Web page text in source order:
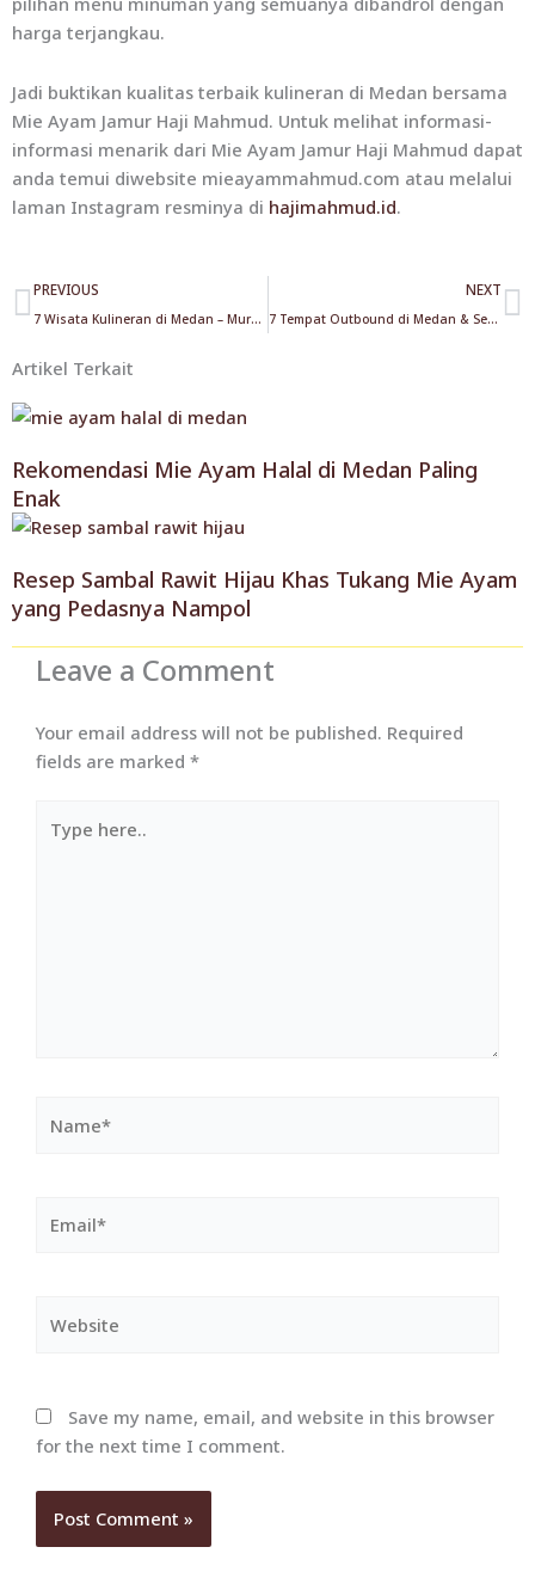
harga terjangkau.
Jadi buktikan kualitas terbaik kulineran di Medan bersama
Mie Ayam Jamur Haji Mahmud. Untuk melihat informasi-
informasi menarik dari Mie Ayam Jamur Haji Mahmud dapat
anda temui diwebsite mieayammahmud.com atau melalui
laman Instagram resminya di hajimahmud.id.
Prev
PREVIOUS
7 Wisata Kulineran di Medan – Murah & Enak
NEXT
7 Tempat Outbound di Medan & Sekitarnya yang Seru Banget!
Artikel Terkait
Rekomendasi Mie Ayam Halal di Medan Paling
Enak
Resep Sambal Rawit Hijau Khas Tukang Mie Ayam
yang Pedasnya Nampol
Leave a Comment
Your email address will not be published. Required
fields are marked *
here..
Save my name, email, and website in this browser
for the next time I comment.